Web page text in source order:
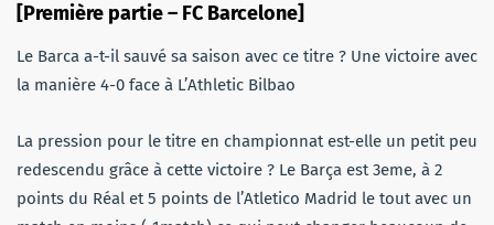
[Première partie – FC Barcelone]
Le Barca a-t-il sauvé sa saison avec ce titre ? Une victoire avec
la manière 4-0 face à L’Athletic Bilbao
La pression pour le titre en championnat est-elle un petit peu
redescendu grâce à cette victoire ? Le Barça est 3eme, à 2
points du Réal et 5 points de l’Atletico Madrid le tout avec un